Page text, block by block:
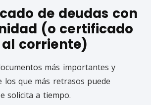
de deudas con
(o certificado
corriente)
más importantes y
los que más retrasos puede
solicita a tiempo.